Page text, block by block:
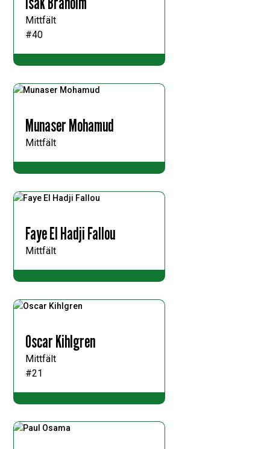
Mittfält
#40
Munaser Mohamud
Mittfält
Faye El Hadji Fallou
Mittfält
Oscar Kihlgren
Mittfält
#21